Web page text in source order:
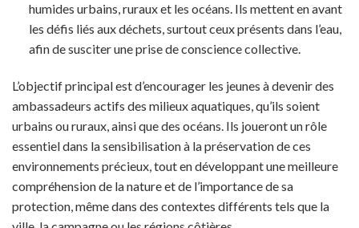
humides urbains, ruraux et les océans. Ils mettent en avant
les défis liés aux déchets, surtout ceux présents dans l’eau,
afin de susciter une prise de conscience collective.
L’objectif principal est d’encourager les jeunes à devenir des
ambassadeurs actifs des milieux aquatiques, qu’ils soient
urbains ou ruraux, ainsi que des océans. Ils joueront un rôle
essentiel dans la sensibilisation à la préservation de ces
environnements précieux, tout en développant une meilleure
compréhension de la nature et de l’importance de sa
protection, même dans des contextes différents tels que la